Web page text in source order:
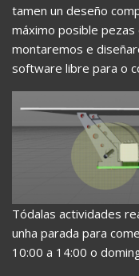
tamen un deseño
máximo posible pezas
montaremos e
software libre para o
Tódalas actividades
unha parada para
10:00 a 14:00 o